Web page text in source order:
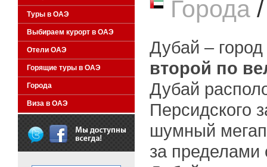
Туры в ОАЭ
Выбираем курорт в ОАЭ
Отели ОАЭ
Горящие туры в ОАЭ
Города
Виза в ОАЭ
Города
Дубай –
второй по
Дубай
Персидского
шумный
за пределами